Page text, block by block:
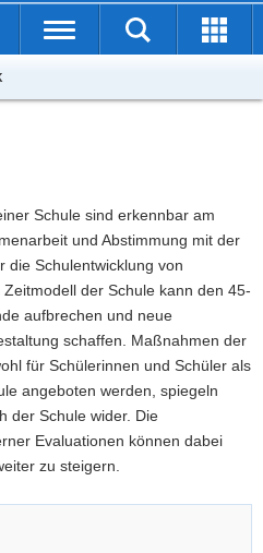
Suche
Schule sind erkennbar am
und Abstimmung mit der
die Schulentwicklung von
der Schule kann den 45-
aufbrechen und neue
schaffen. Maßnahmen der
für Schülerinnen und Schüler als
angeboten werden, spiegeln
der Schule wider. Die
Evaluationen können dabei
zu steigern.